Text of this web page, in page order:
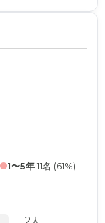
1〜5年11名 (61%)